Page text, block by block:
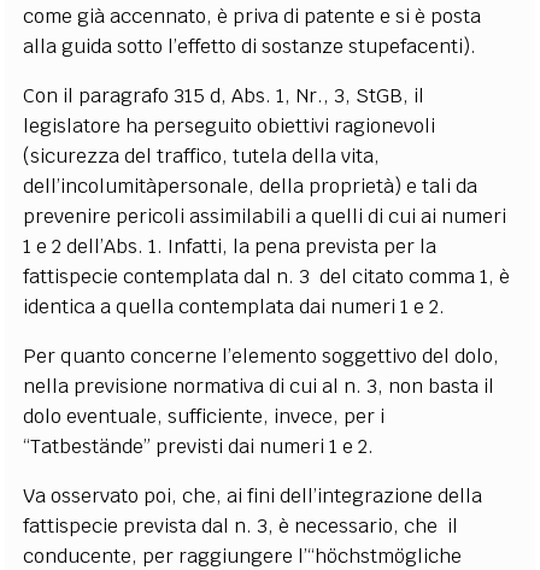
come già accennato, è priva di patente e si è posta
alla guida sotto l’effetto di sostanze stupefacenti).
Con il paragrafo 315 d, Abs. 1, Nr., 3, StGB, il
legislatore ha perseguito obiettivi ragionevoli
(sicurezza del traffico, tutela della vita,
dell’incolumitàpersonale, della proprietà) e tali da
prevenire pericoli assimilabili a quelli di cui ai numeri
1 e 2 dell’Abs. 1. Infatti, la pena prevista per la
fattispecie contemplata dal n. 3 del citato comma 1, è
identica a quella contemplata dai numeri 1 e 2.
Per quanto concerne l’elemento soggettivo del dolo,
nella previsione normativa di cui al n. 3, non basta il
dolo eventuale, sufficiente, invece, per i
“Tatbestände” previsti dai numeri 1 e 2.
Va osservato poi, che, ai fini dell’integrazione della
fattispecie prevista dal n. 3, è necessario, che il
conducente, per raggiungere l’“höchstmögliche